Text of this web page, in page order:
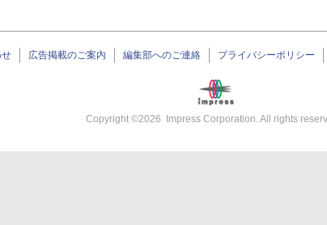
広告掲載のご案内 編集部へのご連絡 プライバシーポリシー
Copyright ©2026 Impress Corporation. All rights